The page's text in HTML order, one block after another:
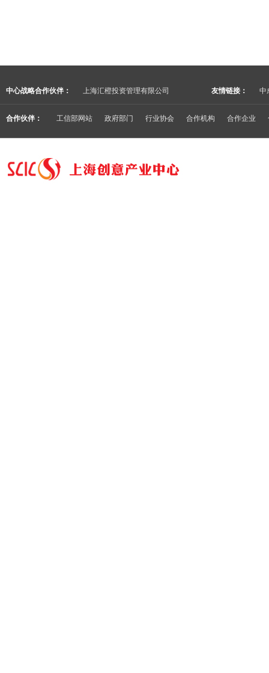
中心战略合作伙伴： 上海汇橙投资管理有限公司 友情链接： 中
合作伙伴： 工信部网站 政府部门 行业协会 合作机构 合作企业